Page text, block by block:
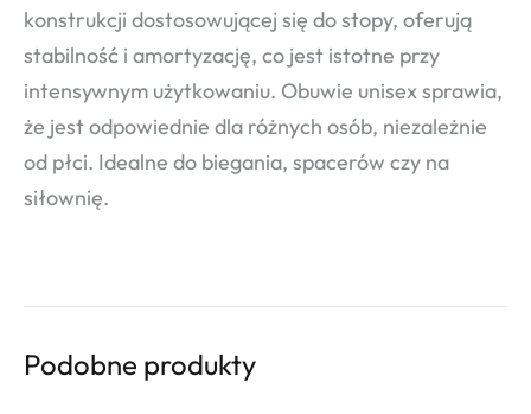
konstrukcji dostosowującej się do stopy, oferują
stabilność i amortyzację, co jest istotne przy
intensywnym użytkowaniu. Obuwie unisex sprawia,
że jest odpowiednie dla różnych osób, niezależnie
od płci. Idealne do biegania, spacerów czy na
siłownię.
Podobne produkty